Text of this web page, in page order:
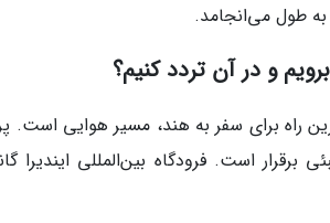
به طول می‌انجامد.
و در آن تردد کنیم؟
راه برای سفر به هند، مسیر هوایی است.
برقرار است. فرودگاه بین‌المللی